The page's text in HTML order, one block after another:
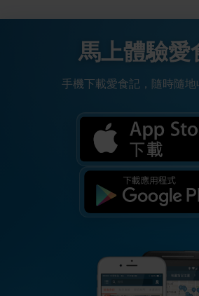
馬上體驗愛
手機下載愛食記，隨時隨地